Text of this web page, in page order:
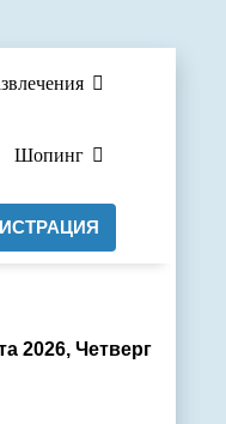
Шопинг
2026, Четверг